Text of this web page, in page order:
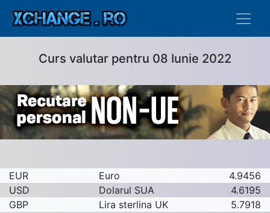
Curs valutar pentru 08 Iunie 2022
EUR Euro
4.9456
USD
Dolarul SUA
4.6195
GBP
Lira sterlina UK
5.7918